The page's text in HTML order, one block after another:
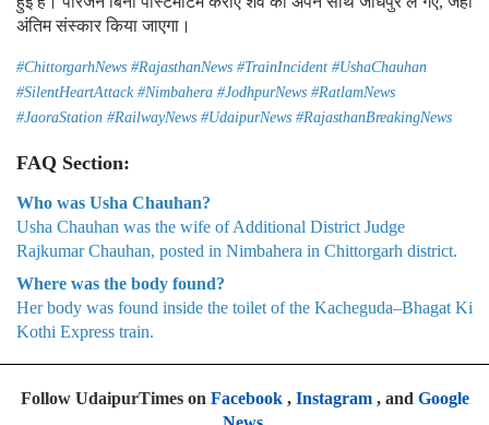
अंतिम संस्कार किया जाएगा।
#ChittorgarhNews #RajasthanNews #TrainIncident #UshaChauhan
#SilentHeartAttack #Nimbahera #JodhpurNews #RatlamNews
#JaoraStation #RailwayNews #UdaipurNews #RajasthanBreakingNews
FAQ Section:
Who was Usha Chauhan?
Usha Chauhan was the wife of Additional District Judge
Rajkumar Chauhan, posted in Nimbahera in Chittorgarh district.
Where was the body found?
Her body was found inside the toilet of the Kacheguda–Bhagat Ki
Kothi Express train.
Follow UdaipurTimes on Facebook, Instagram, and Google